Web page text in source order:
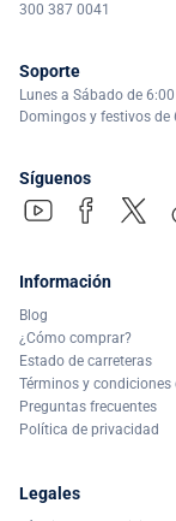
300 387 0041
Soporte
Lunes a Sábado de
Domingos y festivos
Síguenos
Información
Blog
¿Cómo comprar?
Estado de carreteras
Términos y condiciones
Preguntas frecuentes
Política de privacidad
Legales